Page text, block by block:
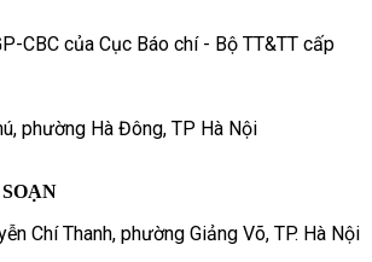
CBC của Cục Báo chí - Bộ TT&TT cấp
phường Hà Đông, TP Hà Nội
Chí Thanh, phường Giảng Võ, TP. Hà Nội